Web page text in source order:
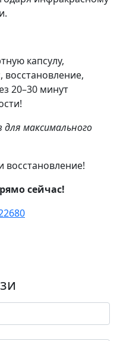
капсулу,
20–30 минут
для максимального
восстановление!
сейчас!